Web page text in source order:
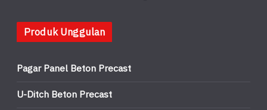
Produk Unggulan
Pagar Panel Beton Precast
U-Ditch Beton Precast